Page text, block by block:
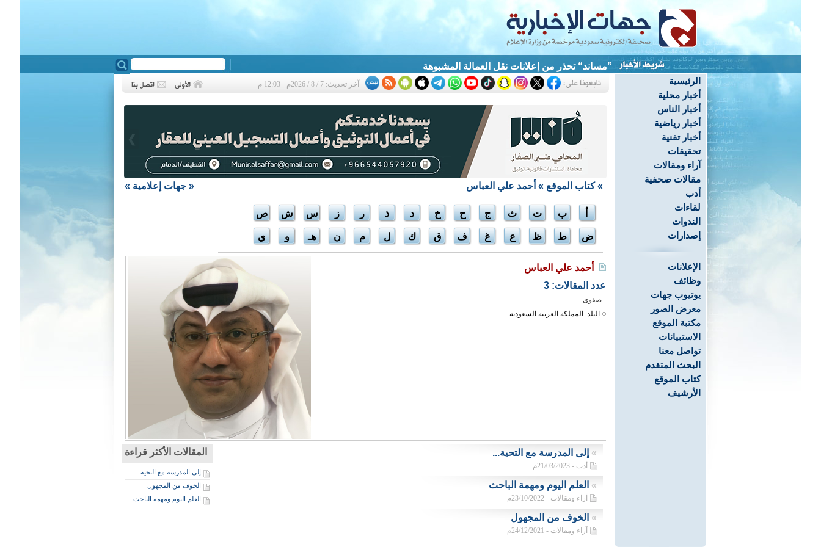
”مساند“ تحذر من إعلانات نقل العمالة المشبوهة
الرئيسية
أخبار محلية
أخبار الناس
أخبار رياضية
أخبار تقنية
تحقيقات
آراء ومقالات
مقالات صحفية
أدب
لقاءات
الندوات
إصدارات
الإعلانات
وظائف
يوتيوب جهات
معرض الصور
مكتبة الموقع
الاستبيانات
تواصل معنا
البحث المتقدم
كتاب الموقع
الأرشيف
آخر تحديث: 7 / 8 / 2026م - 12:03 م
« جهات إعلامية » »كتاب الموقع » أحمد علي العباس
أ ب ت ث ج ح خ د ذ ر ز س ش ص
ض ط ظ ع غ ف ق ك ل م ن هـ و ي
أحمد علي العباس
عدد المقالات: 3
صفوى
البلد: المملكة العربية السعودية
المقالات الأكثر قراءة
إلى المدرسة مع التحية...
الخوف من المجهول
العلم اليوم ومهمة الباحث
» إلى المدرسة مع التحية...
أدب - 21/03/2023م
» العلم اليوم ومهمة الباحث
آراء ومقالات - 23/10/2022م
» الخوف من المجهول
آراء ومقالات - 24/12/2021م